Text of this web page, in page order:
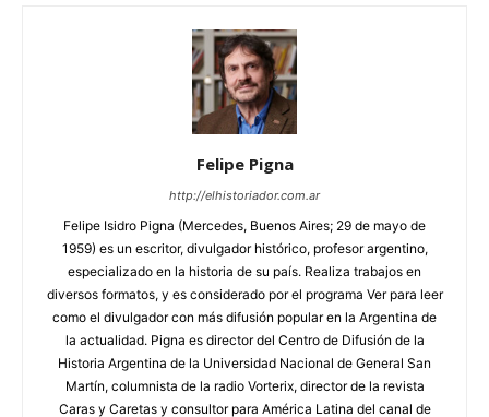
Felipe Pigna
http://elhistoriador.com.ar
Felipe Isidro Pigna (Mercedes, Buenos Aires; 29 de mayo de
1959) es un escritor, divulgador histórico, profesor argentino,
especializado en la historia de su país. Realiza trabajos en
diversos formatos, y es considerado por el programa Ver para leer
como el divulgador con más difusión popular en la Argentina de
la actualidad. Pigna es director del Centro de Difusión de la
Historia Argentina de la Universidad Nacional de General San
Martín, columnista de la radio Vorterix, director de la revista
Caras y Caretas y consultor para América Latina del canal de